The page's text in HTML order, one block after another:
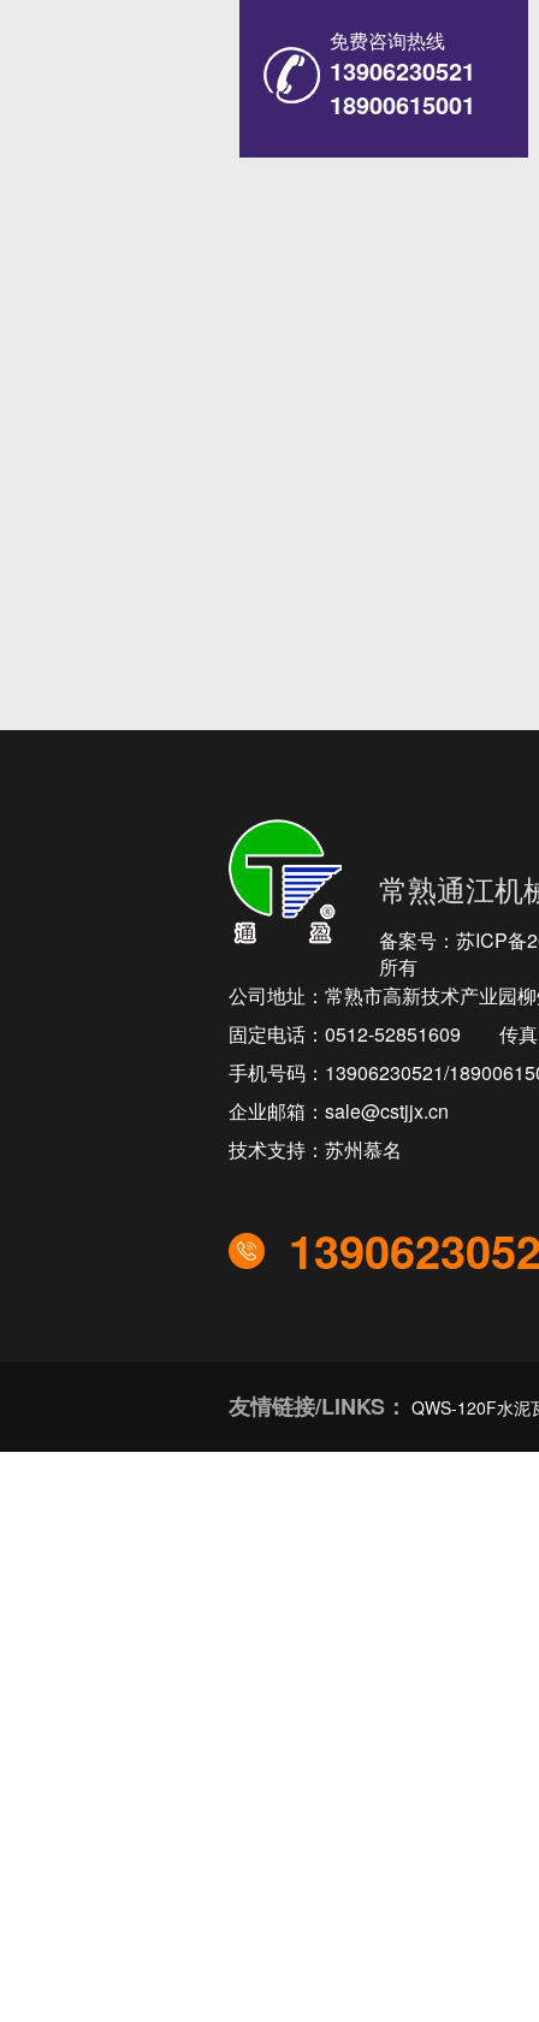
免费咨询热线
13906230521
18900615001
常熟通江机
备案号： 苏ICP备
所有
公司地址：常熟市高新技术产业园
固定电话：0512-52851609 传
手机号码：13906230521/
企业邮箱：sale@cstjjx.cn
技术支持：苏州慕名
友情链接/LINKS： QWS-120F水泥